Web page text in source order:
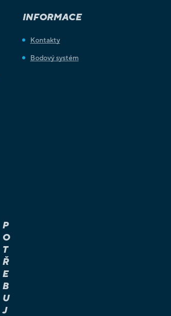
INFORMACE
Kontakty
Bodový systém
P
O
T
Ř
E
B
U
J